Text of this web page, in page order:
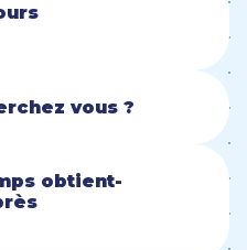
c’est 35h sur
réunir les
vous ?
Air
de la
obtient-